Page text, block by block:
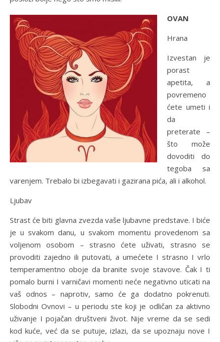
OVAN
Hrana
Izvestan je
porast
apetita, a
povremeno
ćete umeti i
da
preterate –
što može
dovoditi do
tegoba sa
varenjem. Trebalo bi izbegavati i gazirana pića, ali i alkohol.
Ljubav
Strast će biti glavna zvezda vaše ljubavne predstave. I biće
je u svakom danu, u svakom momentu provedenom sa
voljenom osobom – strasno ćete uživati, strasno se
provoditi zajedno ili putovati, a umećete I strasno I vrlo
temperamentno oboje da branite svoje stavove. Čak I ti
pomalo burni I varničavi momenti neće negativno uticati na
vaš odnos – naprotiv, samo će ga dodatno pokrenuti.
Slobodni Ovnovi – u periodu ste koji je odličan za aktivno
uživanje I pojačan društveni život. Nije vreme da se sedi
kod kuće, već da se putuje, izlazi, da se upoznaju nove I